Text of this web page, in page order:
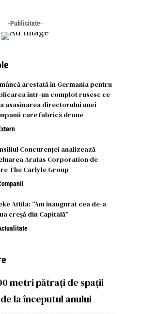
-Publicitate-
arestată în Germania pentru
într-un complot rusesc ce
asasinarea directorului unei
care fabrică drone
Concurenței analizează
Aratas Corporation de
The Carlyle Group
Attila: ”Am inaugurat cea de-a
creșă din Capitală”
metri pătrați de spații
la începutul anului